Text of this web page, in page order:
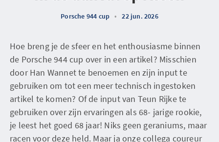
Porsche 944 cup • 22 jun. 2026
Hoe breng je de sfeer en het enthousiasme binnen
de Porsche 944 cup over in een artikel? Misschien
door Han Wannet te benoemen en zijn input te
gebruiken om tot een meer technisch ingestoken
artikel te komen? Of de input van Teun Rijke te
gebruiken over zijn ervaringen als 68- jarige rookie,
je leest het goed 68 jaar! Niks geen geraniums, maar
racen voor deze held. Maar ja onze collega coureur